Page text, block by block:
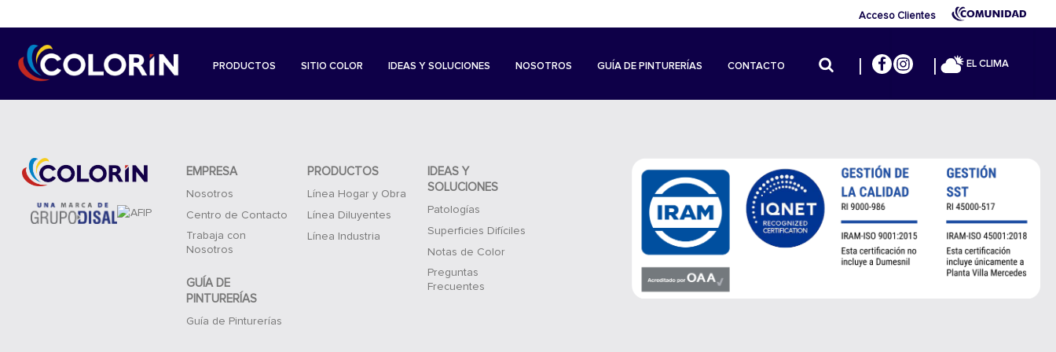
Acceso Clientes
PRODUCTOS SITIO COLOR IDEAS Y SOLUCIONES NOSOTROS GUÍA DE PINTURERÍAS CONTACTO EL CLIMA
EMPRESA
Nosotros
Centro de Contacto
Trabaja con
Nosotros
GUÍA DE
PINTURERÍAS
Guía de Pinturerías
PRODUCTOS
Línea Hogar y Obra
Línea Diluyentes
Línea Industria
IDEAS Y
SOLUCIONES
Patologías
Superficies Difíciles
Notas de Color
Preguntas
Frecuentes